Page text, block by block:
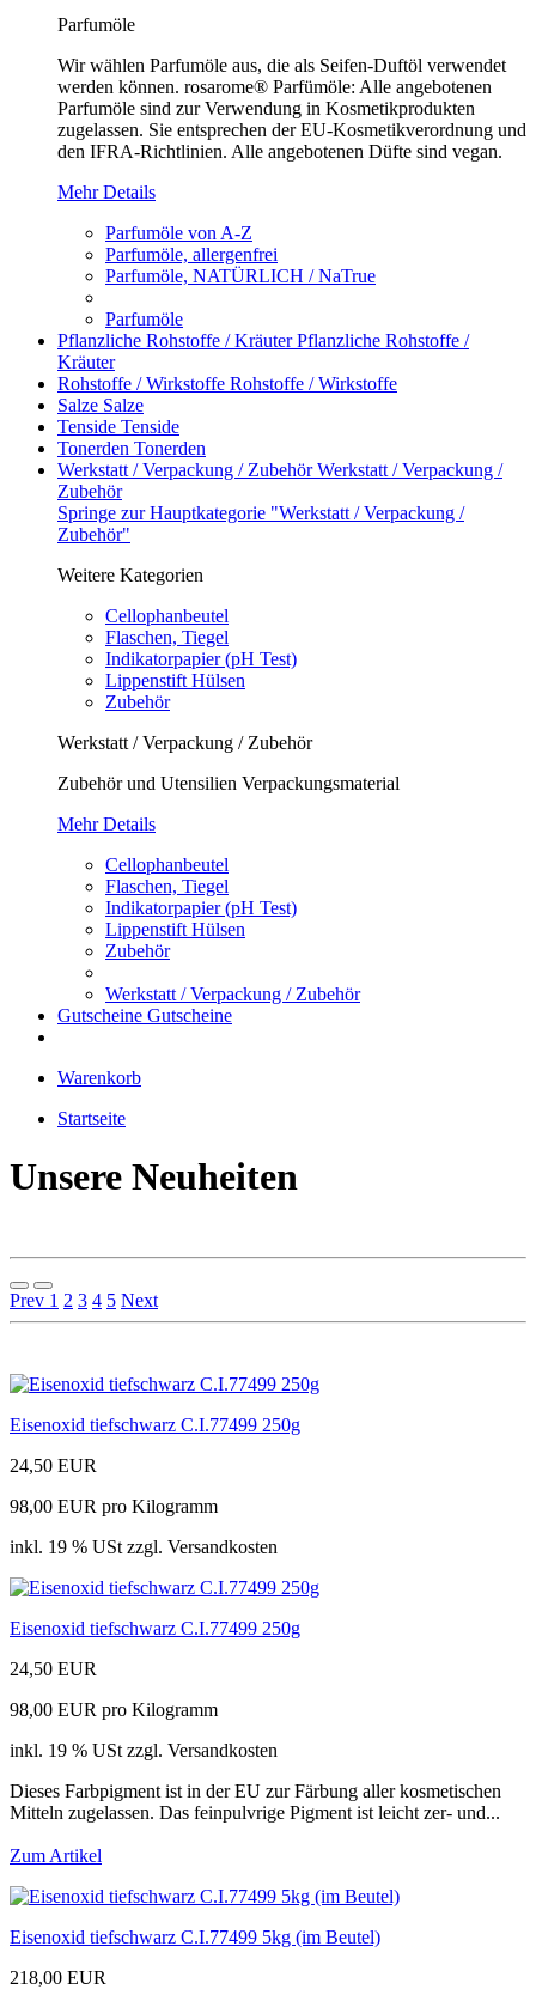
Parfumöle
Wir wählen Parfumöle aus, die als Seifen-Duftöl verwendet
werden können. rosarome® Parfümöle: Alle angebotenen
Parfumöle sind zur Verwendung in Kosmetikprodukten
zugelassen. Sie entsprechen der EU-Kosmetikverordnung und
den IFRA-Richtlinien. Alle angebotenen Düfte sind vegan.
Mehr Details
Parfumöle von A-Z
Parfumöle, allergenfrei
Parfumöle, NATÜRLICH / NaTrue
Parfumöle
Pflanzliche Rohstoffe / KräuterPflanzliche Rohstoffe /
Kräuter
Rohstoffe / Wirkstoffe Rohstoffe / Wirkstoffe
Salze Salze
Tenside Tenside
Tonerden Tonerden
Werkstatt / Verpackung / ZubehörWerkstatt / Verpackung /
Zubehör
Springe zur Hauptkategorie "Werkstatt / Verpackung /
Zubehör"
Weitere Kategorien
Cellophanbeutel
Flaschen, Tiegel
Indikatorpapier (pH Test)
Lippenstift Hülsen
Zubehör
Werkstatt / Verpackung / Zubehör
Zubehör und Utensilien Verpackungsmaterial
Mehr Details
Cellophanbeutel
Flaschen, Tiegel
Indikatorpapier (pH Test)
Lippenstift Hülsen
Zubehör
Werkstatt / Verpackung / Zubehör
Gutscheine Gutscheine
Warenkorb
Startseite
Unsere Neuheiten
Prev 1 2 3 4 5 Next
Eisenoxid tiefschwarz C.I.77499 250g
24,50 EUR
98,00 EUR pro Kilogramm
inkl. 19 % USt zzgl. Versandkosten
Eisenoxid tiefschwarz C.I.77499 250g
24,50 EUR
98,00 EUR pro Kilogramm
inkl. 19 % USt zzgl. Versandkosten
Dieses Farbpigment ist in der EU zur Färbung aller kosmetischen
Mitteln zugelassen. Das feinpulvrige Pigment ist leicht zer- und...
Zum Artikel
Eisenoxid tiefschwarz C.I.77499 5kg (im Beutel)
218,00 EUR